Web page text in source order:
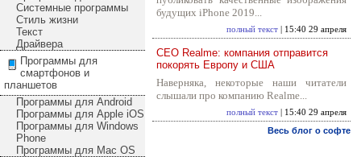
Системные программы
Стиль жизни
Текст
Драйвера
Программы для
смартфонов и
планшетов
Программы для Android
Программы для Apple iOS
Программы для Windows
Phone
Программы для Mac OS
будущих iPhone 2019...
полный текст | 15:40 29 апреля
CEO Realme: компания отправится
покорять Европу и США
Наверняка, некоторые наши читатели
слышали про компанию Realme...
полный текст | 15:40 29 апреля
Весь блог о софте